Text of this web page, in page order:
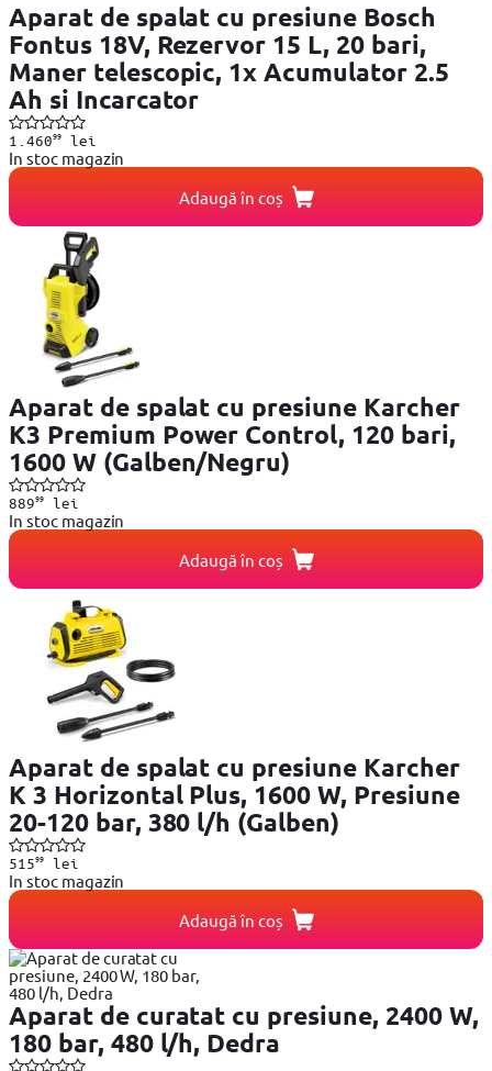
Aparat de spalat cu presiune Bosch
Fontus 18V, Rezervor 15 L, 20 bari,
Maner telescopic, 1x Acumulator 2.5
Ah si Incarcator
1.46099lei
In stoc magazin
Adaugă în coș
Aparat de spalat cu presiune Karcher
K3 Premium Power Control, 120 bari,
1600 W (Galben/Negru)
88999lei
In stoc magazin
Adaugă în coș
Aparat de spalat cu presiune Karcher
K 3 Horizontal Plus, 1600 W, Presiune
20-120 bar, 380 l/h (Galben)
51599lei
In stoc magazin
Adaugă în coș
Aparat de curatat cu presiune, 2400 W,
180 bar, 480 l/h, Dedra